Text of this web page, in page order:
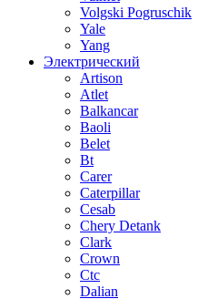
Volgski Pogruschik
Yale
Yang
Электрический
Artison
Atlet
Balkancar
Baoli
Belet
Bt
Carer
Caterpillar
Cesab
Chery Detank
Clark
Crown
Ctc
Dalian